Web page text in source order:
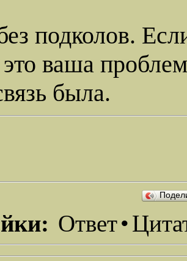
подколов.
это ваша
была.
Ответ•